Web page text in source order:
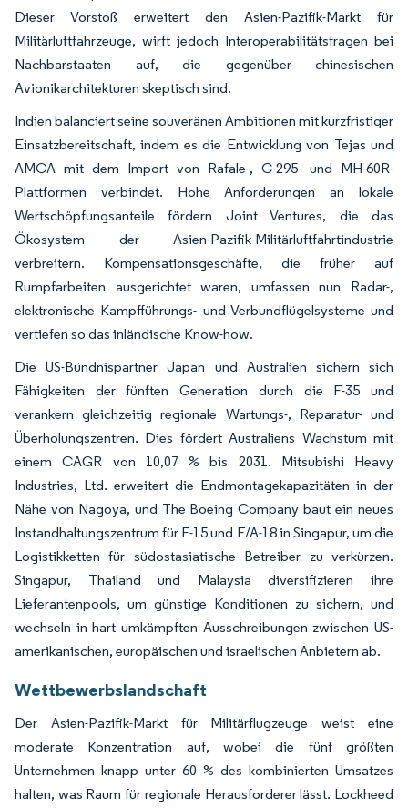
Dieser Vorstoß erweitert den Asien-Pazifik-Markt für
Militärluftfahrzeuge, wirft jedoch Interoperabilitätsfragen bei
Nachbarstaaten auf, die gegenüber chinesischen
Avionikarchitekturen skeptisch sind.
Indien balanciert seine souveränen Ambitionen mit kurzfristiger
Einsatzbereitschaft, indem es die Entwicklung von Tejas und
AMCA mit dem Import von Rafale-, C-295- und MH-60R-
Plattformen verbindet. Hohe Anforderungen an lokale
Wertschöpfungsanteile fördern Joint Ventures, die das
Ökosystem der Asien-Pazifik-Militärluftfahrtindustrie
verbreitern. Kompensationsgeschäfte, die früher auf
Rumpfarbeiten ausgerichtet waren, umfassen nun Radar-,
elektronische Kampfführungs- und Verbundflügelsysteme und
vertiefen so das inländische Know-how.
Die US-Bündnispartner Japan und Australien sichern sich
Fähigkeiten der fünften Generation durch die F-35 und
verankern gleichzeitig regionale Wartungs-, Reparatur- und
Überholungszentren. Dies fördert Australiens Wachstum mit
einem CAGR von 10,07 % bis 2031. Mitsubishi Heavy
Industries, Ltd. erweitert die Endmontagekapazitäten in der
Nähe von Nagoya, und The Boeing Company baut ein neues
Instandhaltungszentrum für F-15 und F/A-18 in Singapur, um die
Logistikketten für südostasiatische Betreiber zu verkürzen.
Singapur, Thailand und Malaysia diversifizieren ihre
Lieferantenpools, um günstige Konditionen zu sichern, und
wechseln in hart umkämpften Ausschreibungen zwischen US-
amerikanischen, europäischen und israelischen Anbietern ab.
Wettbewerbslandschaft
Der Asien-Pazifik-Markt für Militärflugzeuge weist eine
moderate Konzentration auf, wobei die fünf größten
Unternehmen knapp unter 60 % des kombinierten Umsatzes
halten, was Raum für regionale Herausforderer lässt. Lockheed